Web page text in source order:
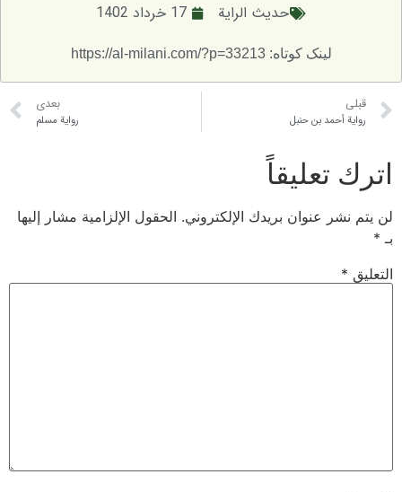
حديث الراية 17 خرداد 1402
لینک کوتاه: https://al-milani.com/?p=33213
قبلی
رواية أحمد بن حنبل
بعدی
رواية مسلم
اترك تعليقاً
لن يتم نشر عنوان بريدك الإلكتروني. الحقول الإلزامية مشار إليها
بـ *
التعليق *